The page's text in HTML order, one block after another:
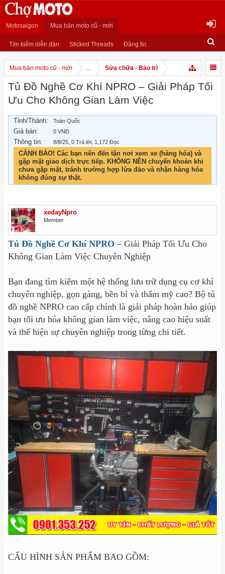
Motosaigon Mua bán moto cũ - mới
Tìm kiếm diễn đàn Sticked Threads Đăng tin
Mua bán moto cũ - mới ... Sửa chữa - Bảo trì
Tủ Đồ Nghề Cơ Khí NPRO – Giải Pháp Tối
Ưu Cho Không Gian Làm Việc
Tỉnh/Thành: Toàn Quốc
Giá bán: 0 VNĐ
Thông tin: 8/8/25 , 0 Trả lời, 1,172 Đọc
CẢNH BÁO! Các bạn nên đến tận nơi xem xe (hàng hóa) và
gặp mặt giao dịch trực tiếp. KHÔNG NÊN chuyển khoản khi
chưa gặp mặt, tránh trường hợp lừa đảo và nhận hàng hóa
không đúng sự thật.
xedayNpro
Member
Tủ Đồ Nghề Cơ Khí NPRO – Giải Pháp Tối Ưu Cho
Không Gian Làm Việc Chuyên Nghiệp
Bạn đang tìm kiếm một hệ thống lưu trữ dụng cụ cơ khí
chuyên nghiệp, gọn gàng, bền bỉ và thẩm mỹ cao? Bộ tủ
đồ nghề NPRO cao cấp chính là giải pháp hoàn hảo giúp
bạn tối ưu hóa không gian làm việc, nâng cao hiệu suất
và thể hiện sự chuyên nghiệp trong từng chi tiết.
CẤU HÌNH SẢN PHẨM BAO GỒM: